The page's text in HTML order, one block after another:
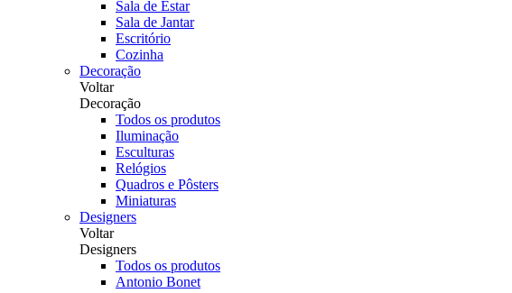
Sala de Estar
Sala de Jantar
Escritório
Cozinha
Decoração
Voltar
Decoração
Todos os produtos
Iluminação
Esculturas
Relógios
Quadros e Pôsters
Miniaturas
Designers
Voltar
Designers
Todos os produtos
Antonio Bonet